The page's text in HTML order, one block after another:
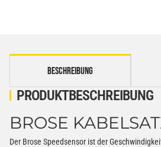
BESCHREIBUNG
PRODUKTBESCHREIBUNG
BROSE
Der Brose Speedsensor ist der